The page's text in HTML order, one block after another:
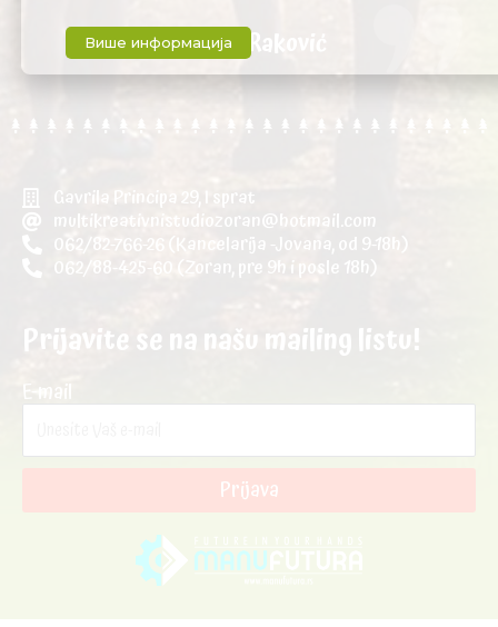
Jovana Raković
Gavrila Principa 29, I sprat
multikreativnistudiozoran@hotmail.com
062/82-766-26 (Kancelarija -Jovana, od 9-18h)
062/88-425-60 (Zoran, pre 9h i posle 18h)
Prijavite se na našu mailing listu!
E-mail
Prijava
Више информација